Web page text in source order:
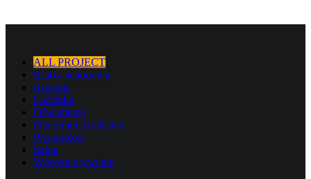
ALL PROJECT
Klatka schodowa
Kuchnia
Łazienka
Oświetlenie
Przedmiot użytkowy
Przedpokój
Salon
Wnętrza prywatne